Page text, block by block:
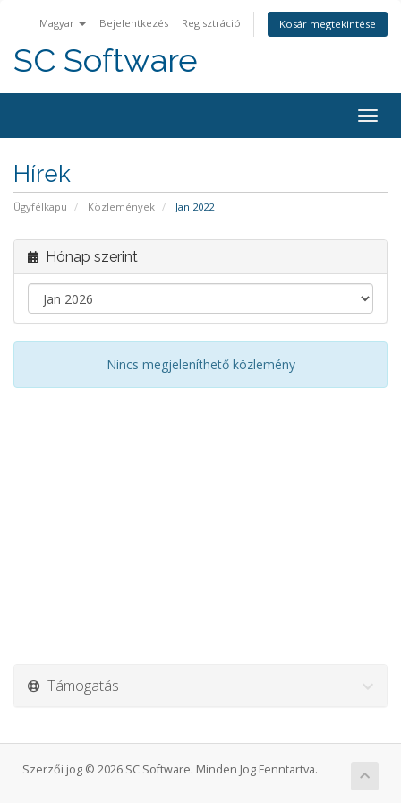
Magyar Bejelentkezés Regisztráció Kosár megtekintése
SC Software
a
Hírek
Ügyfélkapu Közlemények Jan 2022
Hónap szerint
Nincs megjeleníthető közlemény
Támogatás
Szerzői jog © 2026 SC Software. Minden Jog Fenntartva.